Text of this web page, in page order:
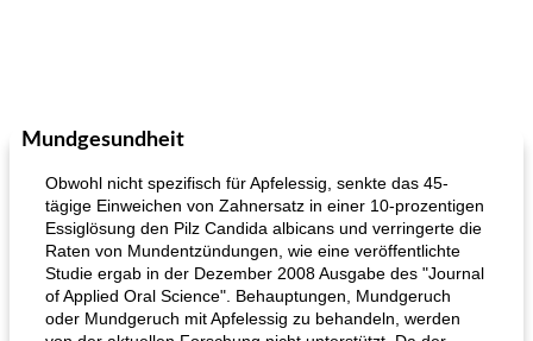
Mundgesundheit
Obwohl nicht spezifisch für Apfelessig, senkte das 45-
tägige Einweichen von Zahnersatz in einer 10-prozentigen
Essiglösung den Pilz Candida albicans und verringerte die
Raten von Mundentzündungen, wie eine veröffentlichte
Studie ergab in der Dezember 2008 Ausgabe des "Journal
of Applied Oral Science". Behauptungen, Mundgeruch
oder Mundgeruch mit Apfelessig zu behandeln, werden